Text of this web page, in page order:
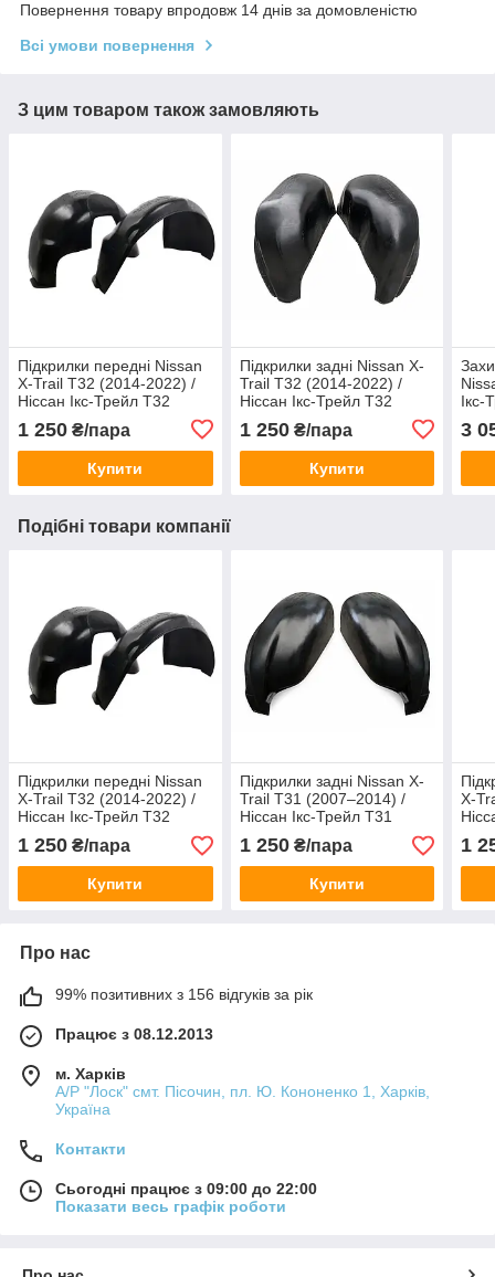
Повернення товару впродовж 14 днів за домовленістю
Всі умови повернення
З цим товаром також замовляють
Підкрилки передні Nissan
X-Trail T32 (2014-2022) /
Ніссан Ікс-Трейл Т32
1 250 ₴/пара
Купити
Підкрилки задні Nissan X-
Trail T32 (2014-2022) /
Ніссан Ікс-Трейл Т32
1 250₴/пара
Купити
мм,
3
Подібні товари компанії
Підкрилки передні Nissan
X-Trail T32 (2014-2022) /
Ніссан Ікс-Трейл Т32
1 250 ₴/пара
Купити
Підкрилки задні Nissan X-
Trail T31 (2007–2014) /
Ніссан Ікс-Трейл Т31
1 250₴/пара
Купити
X-
1
Про нас
99% позитивних з 156 відгуків за рік
Працює з 08.12.2013
м. Харків
А/Р "Лоск" смт. Пісочин, пл. Ю. Кононенко 1, Харків,
Україна
Контакти
Сьогодні працює з 09:00 до 22:00
Показати весь графік роботи